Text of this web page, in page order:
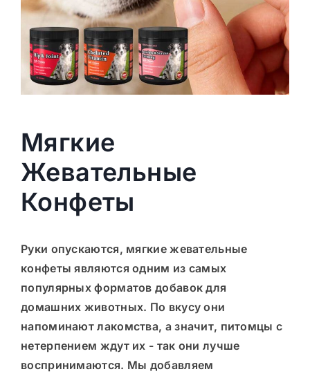
Мягкие
Жевательные
Конфеты
Руки опускаются, мягкие жевательные
конфеты являются одним из самых
популярных форматов добавок для
домашних животных. По вкусу они
напоминают лакомства, а значит, питомцы с
нетерпением ждут их - так они лучше
воспринимаются. Мы добавляем